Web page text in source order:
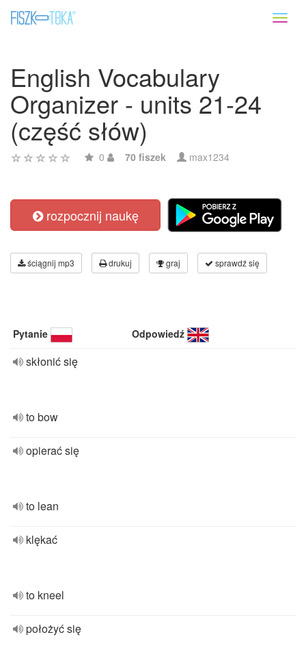
English Vocabulary
Organizer - units 21-24
(część słów)
0 70 fiszek max1234
rozpocznij naukę
ściągnij mp3 drukuj graj sprawdź się
Pytanie Odpowiedź
skłonić się
to bow
opierać się
to lean
klękać
to kneel
położyć się